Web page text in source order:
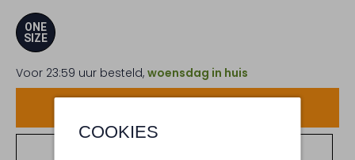
COOKIES
ONE
SIZE
Voor 23:59 uur besteld, woensdag in huis